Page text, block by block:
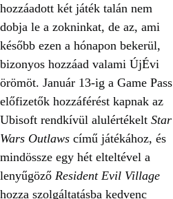
hozzáadott két játék talán nem
dobja le a zokninkat, de az, ami
később ezen a hónapon bekerül,
bizonyos hozzáad valami ÚjÉvi
örömöt. Január 13-ig a Game Pass
előfizetők hozzáférést kapnak az
Ubisoft rendkívül alulértékelt Star
Wars Outlaws című játékához, és
mindössze egy hét elteltével a
lenyűgöző Resident Evil Village
hozza szolgáltatásba kedvenc